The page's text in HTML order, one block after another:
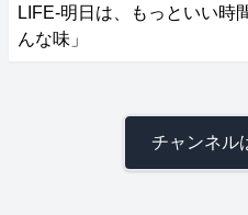
LIFE‐明日は、もっといい時
んな味」
チャンネル